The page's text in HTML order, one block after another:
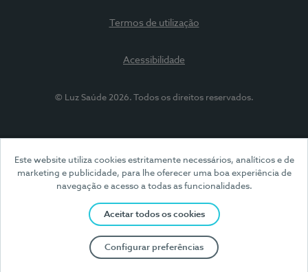
Este website utiliza cookies estritamente necessários, analíticos e de
marketing e publicidade, para lhe oferecer uma boa experiência de
navegação e acesso a todas as funcionalidades.
Aceitar todos os cookies
Configurar preferências
Termos de utilização
Acessibilidade
© Luz Saúde 2026. Todos os direitos reservados.